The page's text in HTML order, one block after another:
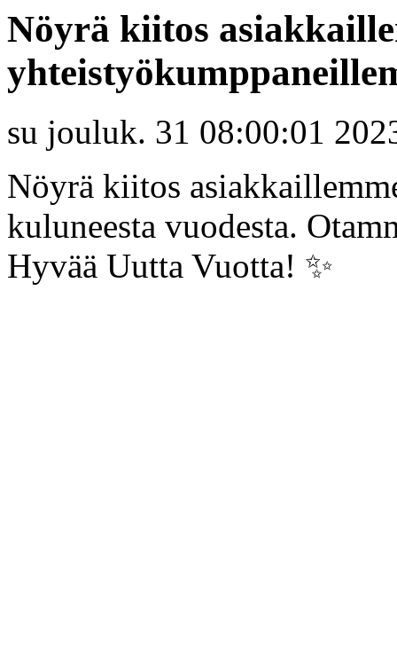
Nöyrä kiitos
su jouluk. 31 08:00:01
Nöyrä kiitos
kuluneesta vuodesta.
Hyvää Uutta Vuotta! ✨